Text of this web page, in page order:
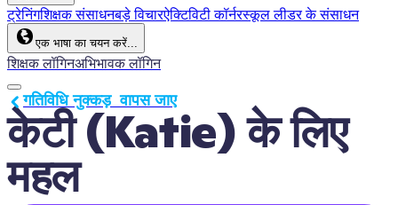
ट्रेनिंगशिक्षक संसाधनबड़े विचारऐक्टिविटी कॉर्नरस्कूल लीडर के संसाधन
एक भाषा का चयन करें...
शिक्षक लॉगिनअभिभावक लॉगिन
केटी (Katie) के लिए
महल
गतिविधि नुक्कड़  वापस जाए